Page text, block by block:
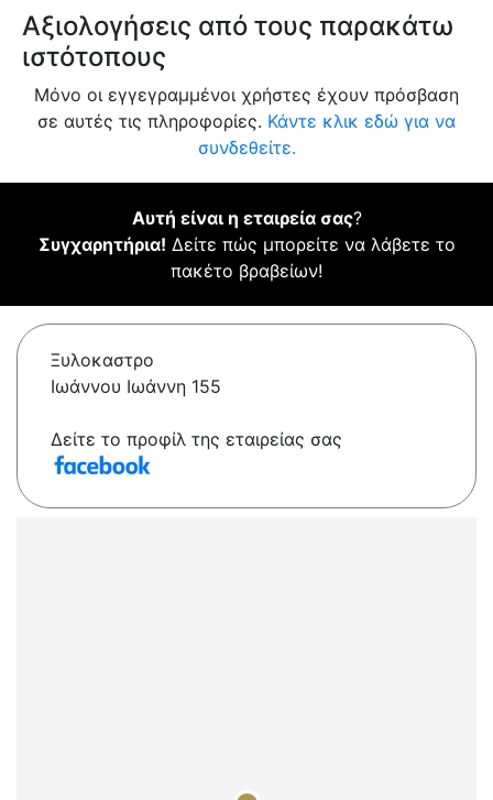
Αξιολογήσεις από τους παρακάτω
ιστότοπους
Μόνο οι εγγεγραμμένοι χρήστες έχουν πρόσβαση
σε αυτές τις πληροφορίες. Κάντε κλικ εδώ για να
συνδεθείτε.
Αυτή είναι η εταιρεία σας?
Συγχαρητήρια! Δείτε πώς μπορείτε να λάβετε το
πακέτο βραβείων!
Ξυλοκαστρο
Ιωάννου Ιωάννη 155
Δείτε το προφίλ της εταιρείας σας